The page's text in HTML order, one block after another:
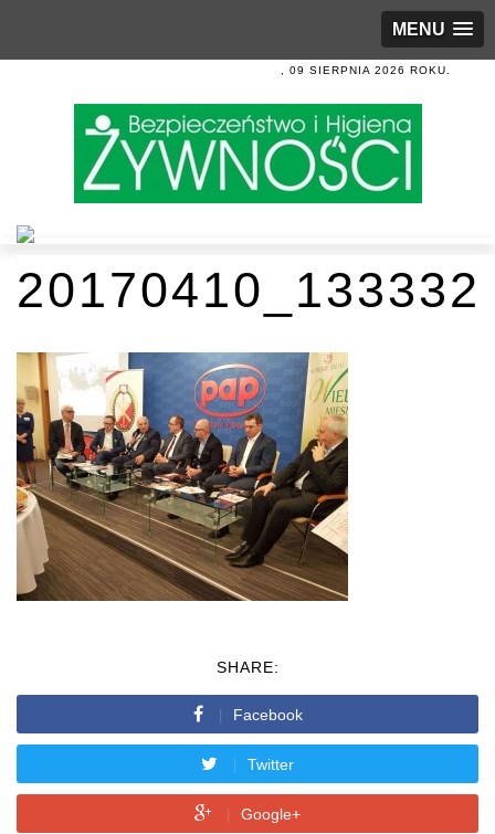
MENU
, 09 SIERPNIA 2026 ROKU.
20170410_133332
SHARE:
Facebook
Twitter
Google+